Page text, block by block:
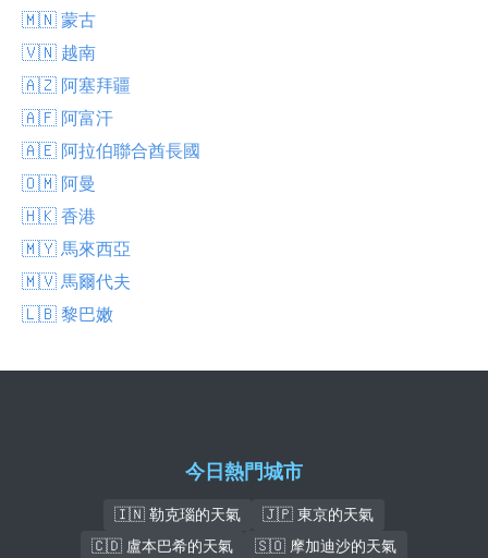
🇲🇳 蒙古
🇻🇳 越南
🇦🇿 阿塞拜疆
🇦🇫 阿富汗
🇦🇪 阿拉伯聯合酋長國
🇴🇲 阿曼
🇭🇰 香港
🇲🇾 馬來西亞
🇲🇻 馬爾代夫
🇱🇧 黎巴嫩
今日熱門城市
🇮🇳 勒克瑙的天氣
🇯🇵 東京的天氣
🇨🇩 盧本巴希的天氣
🇸🇴 摩加迪沙的天氣